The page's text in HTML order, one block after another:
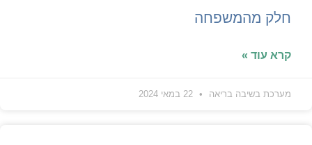
חלק מהמשפחה
קרא עוד »
מערכת בשיבה בריאה